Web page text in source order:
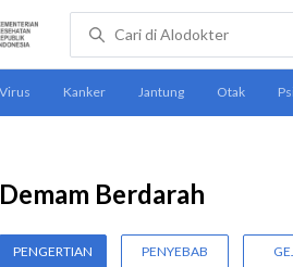
Demam Berdarah
PENGERTIAN PENYEBAB